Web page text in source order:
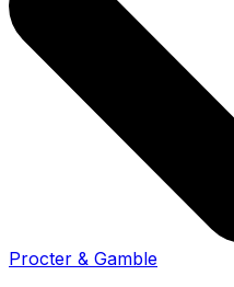
Procter & Gamble